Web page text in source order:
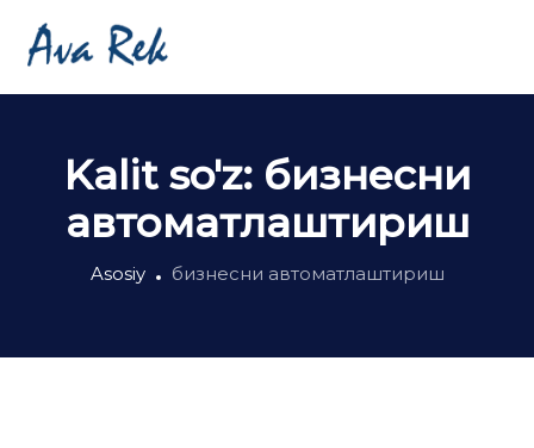
Kalit so'z: бизнесни
автоматлаштириш
Asosiy бизнесни автоматлаштириш